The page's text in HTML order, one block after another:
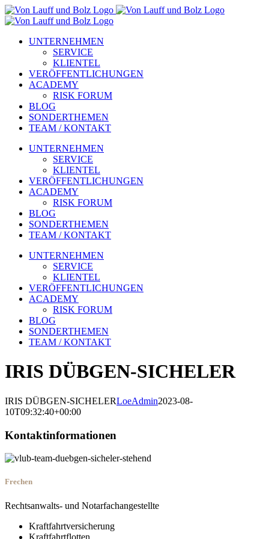
Zum
Inhalt
UNTERNEHMEN
SERVICE
KLIENTEL
VERÖFFENTLICHUNGEN
ACADEMY
RISK FORUM
BLOG
SONDERTHEMEN
TEAM / KONTAKT
UNTERNEHMEN
SERVICE
KLIENTEL
VERÖFFENTLICHUNGEN
ACADEMY
RISK FORUM
BLOG
SONDERTHEMEN
TEAM / KONTAKT
UNTERNEHMEN
SERVICE
KLIENTEL
VERÖFFENTLICHUNGEN
ACADEMY
RISK FORUM
BLOG
SONDERTHEMEN
TEAM / KONTAKT
IRIS DÜBGEN-SICHELER
IRIS DÜBGEN-SICHELERLoeAdmin2023-08-
10T09:32:40+00:00
Kontaktinformationen
Frechen
Rechtsanwalts- und Notarfachangestellte
Kraftfahrtversicherung
Kraftfahrtflotten